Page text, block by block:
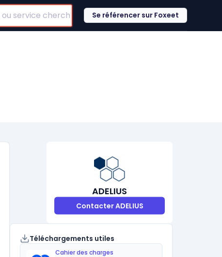
Se référencer sur Foxeet
ADELIUS
Contacter ADELIUS
Téléchargements utiles
Cahier des charges